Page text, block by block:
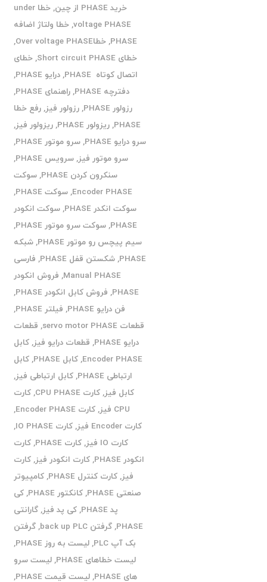
خرید PHASE از چین ,
خطا under
voltage PHASE
,خطا ولتاژ اضافه
PHASE
,خطاOver voltage PHASE
,
خطای Short circuit PHASE
,خطای
اتصال کوتاه PHASE
,درایو PHASE
,
دفترچه PHASE
,راهنمای PHASE
,
رزولور PHASE
,رزولور فیز,رفع خطا
PHASE
,ریزولور PHASE ,ریزولور فیز,
سرو درایو PHASE
,سرو موتور PHASE
,
سرو موتور فیز,سرویس PHASE
,
سنکرون کردن PHASE
,سوکت
Encoder PHASE
,سوکت PHASE
,
سوکت انکدر PHASE
,سوکت انکودر
PHASE
,سوکت سرو موتور PHASE
,
سیم پیچس رو موتور PHASE
,شبکه
PHASE
,شکستن قفل PHASE , فارسی
Manual PHASE
, فروش انکودر
PHASE
, فروش کابل انکودر PHASE
,
فن درایو PHASE
, فیلتر PHASE
,
قطعات servo motor PHASE
, قطعات
درایو PHASE
, قطعات درایو فیز,کابل
Encoder PHASE
,کابل PHASE ,کابل
ارتباطی PHASE
,کابل ارتباطی فیز,
کابل فیز,کارت CPU PHASE ,کارت
CPU فیز
,کارت Encoder PHASE
,
کارت Encoder فیز
,کارت IO PHASE
,
کارت IO فیز
,کارت PHASE ,کارت
انکودر PHASE
,کارت انکودر فیز,کارت
فیز,کارت کنترل PHASE ,کامپیوتر
صنعتی PHASE
,کانکتور PHASE ,کی
پد PHASE
,کی پد فیز,گارانتی
PHASE
,گرفتن back up PLC ,گرفتن
بک آپ PLC
,لیست به روز PHASE
,
لیست خطاهای PHASE
,لیست سرو
های PHASE
,لیست قیمت PHASE
,